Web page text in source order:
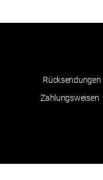
Rücksendungen
Zahlungsweisen